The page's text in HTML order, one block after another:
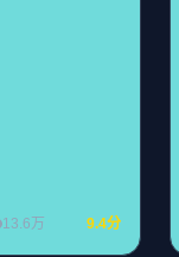
13.6万 9.4分